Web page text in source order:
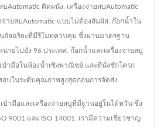
บAutomatic ติดผนัง, เครื่องจ่ายสบAutomatic
จ่ายสบAutomatic แบบไม่ต้องสัมผัส, ก๊อกน้ำใน
อัจฉริยะที่มีรีโมทควบคุม ซึ่งผ่านมาตรฐาน
น่ายไปยัง 96 ประเทศ. ก๊อกน้ำและเครื่องจ่ายสบู่
ป่ามือในห้องน้ำเชิงพาณิชย์ และที่นั่งชักโครก
บในระดับคุณภาพสูงสุดก่อนการจัดส่ง.
เป่ามือและเครื่องจ่ายสบู่ที่มีฐานอยู่ในไต้หวัน ซึ่ง
9001 และ ISO 14001. เรามีความเชี่ยวชาญ